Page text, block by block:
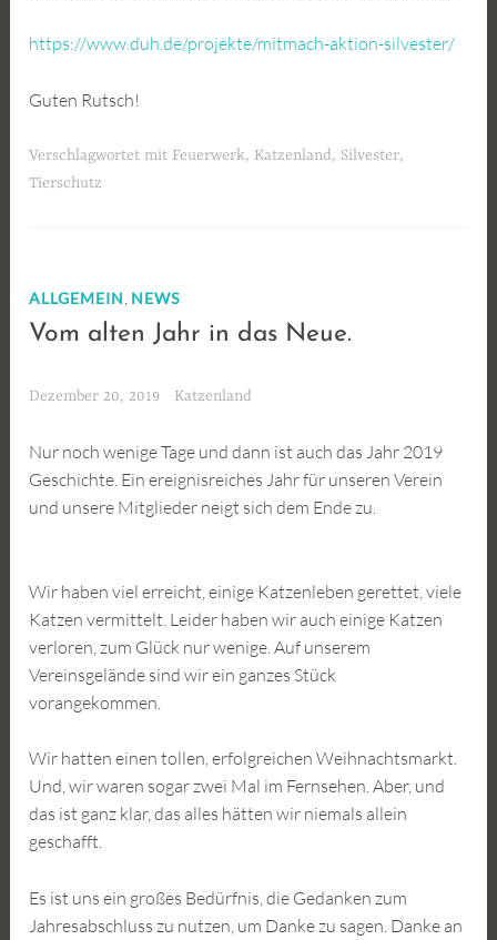
https://www.duh.de/projekte/mitmach-aktion-silvester/
Guten Rutsch!
Verschlagwortet mit Feuerwerk, Katzenland, Silvester,
Tierschutz
ALLGEMEIN, NEWS
Vom alten Jahr in das Neue.
Dezember 20, 2019 Katzenland
Nur noch wenige Tage und dann ist auch das Jahr 2019
Geschichte. Ein ereignisreiches Jahr für unseren Verein
und unsere Mitglieder neigt sich dem Ende zu.
Wir haben viel erreicht, einige Katzenleben gerettet, viele
Katzen vermittelt. Leider haben wir auch einige Katzen
verloren, zum Glück nur wenige. Auf unserem
Vereinsgelände sind wir ein ganzes Stück
vorangekommen.
Wir hatten einen tollen, erfolgreichen Weihnachtsmarkt.
Und, wir waren sogar zwei Mal im Fernsehen. Aber, und
das ist ganz klar, das alles hätten wir niemals allein
geschafft.
Es ist uns ein großes Bedürfnis, die Gedanken zum
Jahresabschluss zu nutzen, um Danke zu sagen. Danke an